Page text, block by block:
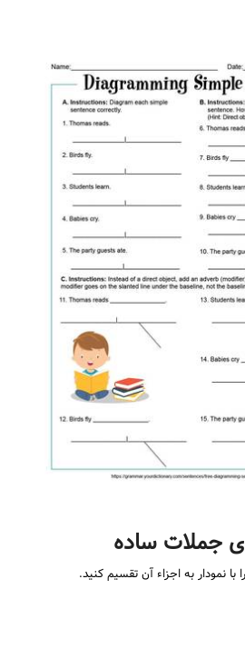
جملات ساده
نمودار به اجزاء آن تقسیم کنید.